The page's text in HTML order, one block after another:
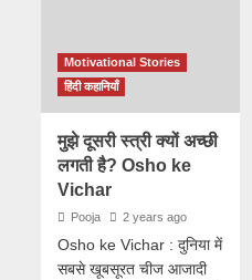
Motivational Stories
हिंदी कहानियाँ
मुझे दूसरी स्त्री क्यों अच्छी
लगती है? Osho ke
Vichar
Pooja 2 years ago
Osho ke Vichar : दुनिया में
सबसे खूबसूरत चीज आजादी